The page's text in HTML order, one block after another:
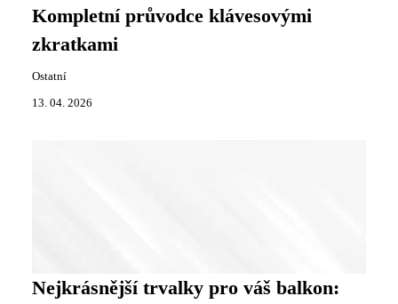
Kompletní průvodce klávesovými
zkratkami
Ostatní
13. 04. 2026
Nejkrásnější trvalky pro váš balkon: